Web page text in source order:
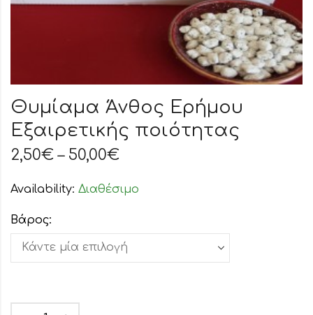
Θυμίαμα Άνθος Ερήμου
Εξαιρετικής ποιότητας
2,50€ – 50,00€
Availability: Διαθέσιμο
Βάρος: